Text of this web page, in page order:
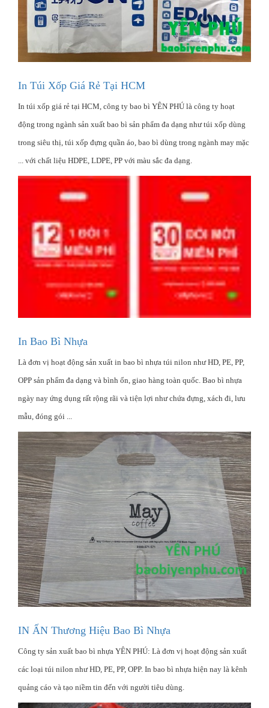
In Túi Xốp Giá Rẻ Tại HCM
In túi xốp giá rẻ tại HCM, công ty bao bì YÊN PHÚ là công ty hoạt
động trong ngành sản xuất bao bì sản phẩm đa dạng như túi xốp dùng
trong siêu thị, túi xốp đựng quần áo, bao bì dùng trong ngành may mặc
... với chất liệu HDPE, LDPE, PP với màu sắc đa dạng.
In Bao Bì Nhựa
Là đơn vị hoạt động sản xuất in bao bì nhựa túi nilon như HD, PE, PP,
OPP sản phẩm đa dạng và bình ổn, giao hàng toàn quốc. Bao bì nhựa
ngày nay ứng dụng rất rộng rãi và tiện lợi như chứa đựng, xách đi, lưu
mẫu, đóng gói ...
IN ẤN Thương Hiệu Bao Bì Nhựa
Công ty sản xuất bao bì nhựa YÊN PHÚ: Là đơn vị hoạt động sản xuất
các loại túi nilon như HD, PE, PP, OPP. In bao bì nhựa hiện nay là kênh
quảng cáo và tạo niềm tin đến với người tiêu dùng.